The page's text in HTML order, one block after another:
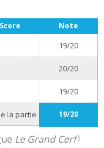
Score Note
19/20
20/20
19/20
la partie 19/20
Le Grand Cerf!